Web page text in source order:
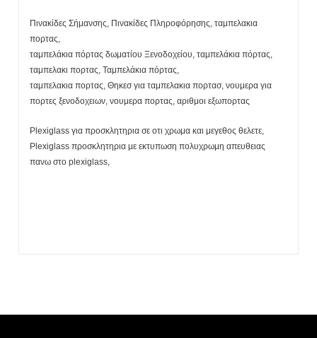
Πινακίδες Σήμανσης, Πινακίδες Πληροφόρησης, ταμπελακια
πορτας,
ταμπελάκια πόρτας δωματίου Ξενοδοχείου, ταμπελάκια πόρτας,
ταμπελακι πορτας, Ταμπελάκια πόρτας,
ταμπελακια πορτας, Θηκεσ για ταμπελακια πορτασ, νουμερα για
πορτες ξενοδοχειων, νουμερα πορτας, αριθμοι εξωπορτας
Plexiglass για προσκλητηρια σε οτι χρωμα και μεγεθος θελετε,
Plexiglass προσκλητηρια με εκτυπωση πολυχρωμη απευθειας
πανω στο plexiglass,